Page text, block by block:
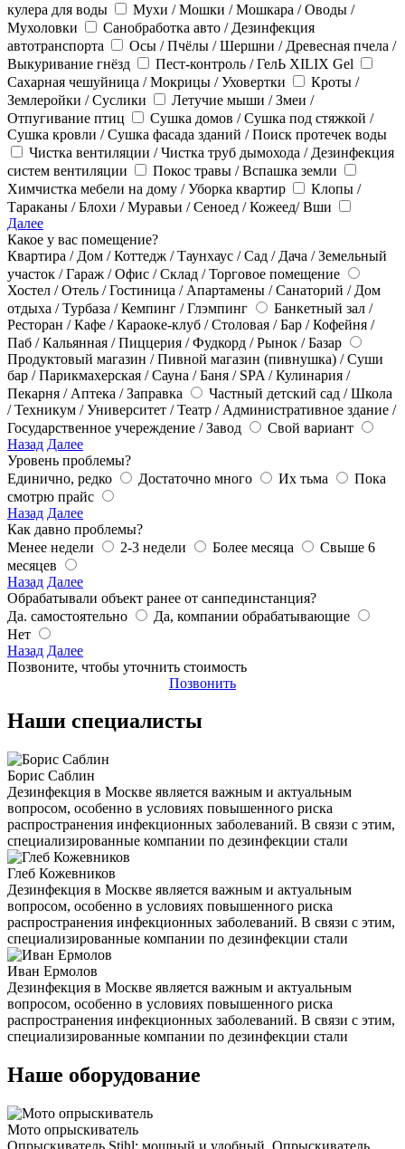
кулера для воды
Мухи / Мошки / Мошкара / Оводы /
Мухоловки
Санобработка авто / Дезинфекция
автотранспорта
Осы / Пчёлы / Шершни / Древесная пчела /
Выкуривание гнёзд
Пест-контроль / ГелЬ XILIX Gel
Сахарная чешуйница / Мокрицы / Уховертки
Кроты /
Землеройки / Суслики
Летучие мыши / Змеи /
Отпугивание птиц
Сушка домов / Сушка под стяжкой /
Сушка кровли / Сушка фасада зданий / Поиск протечек воды
Чистка вентиляции / Чистка труб дымохода / Дезинфекция
систем вентиляции
Покос травы / Вспашка земли
Химчистка мебели на дому / Уборка квартир
Клопы /
Тараканы / Блохи / Муравьи / Сеноед / Кожеед/ Вши
Далее
Какое у вас помещение?
Квартира / Дом / Коттедж / Таунхаус / Сад / Дача / Земельный
участок / Гараж / Офис / Склад / Торговое помещение
Хостел / Отель / Гостиница / Апартамены / Санаторий / Дом
отдыха / Турбаза / Кемпинг / Глэмпинг
Банкетный зал /
Ресторан / Кафе / Караоке-клуб / Столовая / Бар / Кофейня /
Паб / Кальянная / Пиццерия / Фудкорд / Рынок / Базар
Продуктовый магазин / Пивной магазин (пивнушка) / Суши
бар / Парикмахерская / Сауна / Баня / SPA / Кулинария /
Пекарня / Аптека / Заправка
Частный детский сад / Школа
/ Техникум / Университет / Театр / Административное здание /
Государственное учереждение / Завод
Свой вариант
Назад Далее
Уровень проблемы?
Единично, редко
Достаточно много Их тьма
Пока
смотрю прайс
Назад Далее
Как давно проблемы?
Менее недели
2-3 недели Более месяца
Свыше 6
месяцев
Назад Далее
Обрабатывали объект ранее от санпединстанция?
Да. самостоятельно
Да, компании обрабатывающие
Нет
Назад Далее
Позвоните, чтобы уточнить стоимость
Позвонить
Наши специалисты
Борис Саблин
Дезинфекция в Москве является важным и актуальным
вопросом, особенно в условиях повышенного риска
распространения инфекционных заболеваний. В связи с этим,
специализированные компании по дезинфекции стали
Глеб Кожевников
Дезинфекция в Москве является важным и актуальным
вопросом, особенно в условиях повышенного риска
распространения инфекционных заболеваний. В связи с этим,
специализированные компании по дезинфекции стали
Иван Ермолов
Дезинфекция в Москве является важным и актуальным
вопросом, особенно в условиях повышенного риска
распространения инфекционных заболеваний. В связи с этим,
специализированные компании по дезинфекции стали
Наше оборудование
Мото опрыскиватель